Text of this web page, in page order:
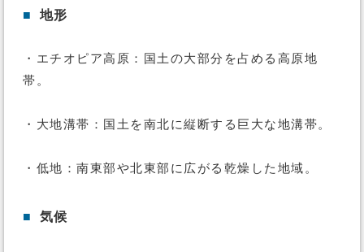
■ 地形
・エチオピア高原：国土の大部分を占める高原地
帯。
・大地溝帯：国土を南北に縦断する巨大な地溝帯。
・低地：南東部や北東部に広がる乾燥した地域。
■ 気候